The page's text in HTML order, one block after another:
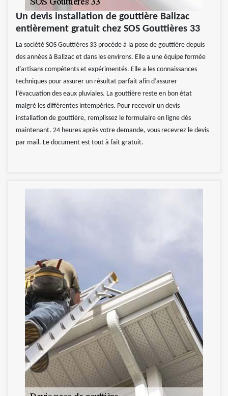
Un devis installation de gouttière Balizac
entièrement gratuit chez SOS Gouttières 33
La société SOS Gouttières 33 procède à la pose de gouttière depuis
des années à Balizac et dans les environs. Elle a une équipe formée
d’artisans compétents et expérimentés. Elle a les connaissances
techniques pour assurer un résultat parfait afin d’assurer
l’évacuation des eaux pluviales. La gouttière reste en bon état
malgré les différentes intempéries. Pour recevoir un devis
installation de gouttière, remplissez le formulaire en ligne dès
maintenant. 24 heures après votre demande, vous recevrez le devis
par mail. Le document est tout à fait gratuit.